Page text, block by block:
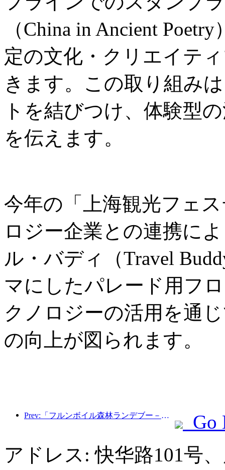
（China in Ancient
定の文化・クリエイテ
きます。この取り組み
トを結びつけ、体験型
を伝えます。
今年の「上海観光フェ
ロジー企業との連携に
ル・バディ（Travel
マにしたパレード用フ
クノロジーの活用を通
の向上が図られます。
Prev:「フルンボイル森林ランデブー－大興安嶺エクスプレス－星光列車－天一旅」観光列車が初運行を行った。
Go
アドレス: 快华路101号